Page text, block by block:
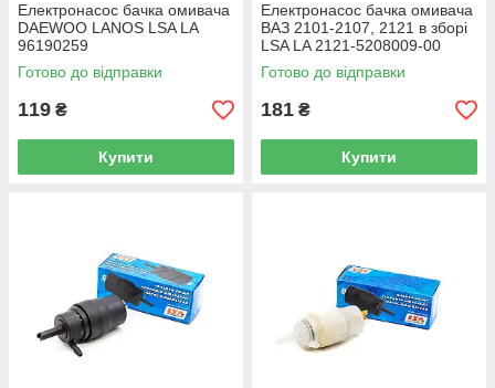
Електронасос бачка омивача
DAEWOO LANOS LSA LA
96190259
Готово до відправки
119 ₴
Купити
Електронасос бачка омивача
ВАЗ 2101-2107, 2121 в зборі
LSA LA 2121-5208009-00
Готово до відправки
181 ₴
Купити